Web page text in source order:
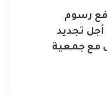
رسوم
من أجل تجديد
مع جمعية